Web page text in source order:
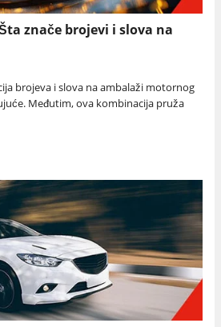
znače brojevi i slova na
brojeva i slova na ambalaži motornog
Međutim, ova kombinacija pruža